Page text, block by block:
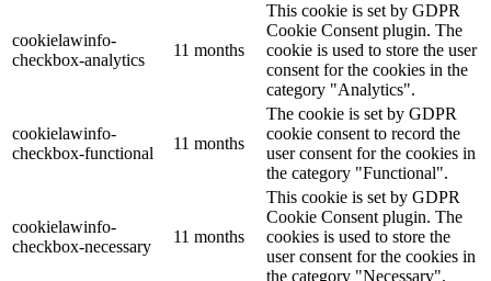
cookielawinfo-
checkbox-analytics
11 months
This cookie is set by GDPR
Cookie Consent plugin. The
cookie is used to store the user
consent for the cookies in the
category "Analytics".
cookielawinfo-
checkbox-functional
11 months
The cookie is set by GDPR
cookie consent to record the
user consent for the cookies in
the category "Functional".
cookielawinfo-
checkbox-necessary
11 months
This cookie is set by GDPR
Cookie Consent plugin. The
cookies is used to store the
user consent for the cookies in
the category "Necessary".